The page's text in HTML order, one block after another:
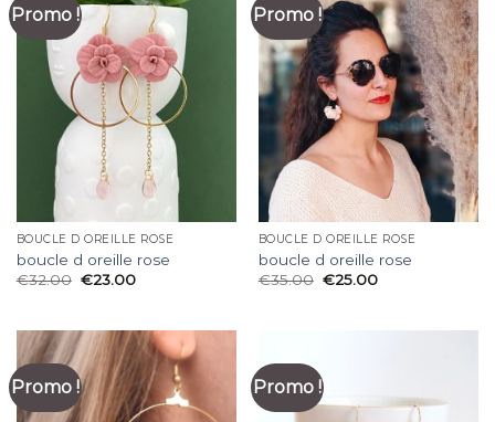
Promo !
BOUCLE D OREILLE ROSE
boucle d oreille rose
€32.00 €23.00
Promo !
BOUCLE D OREILLE ROSE
boucle d oreille rose
€35.00 €25.00
Promo ! Promo !